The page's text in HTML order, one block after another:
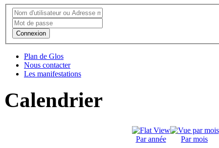
Connexion
Plan de Glos
Nous contacter
Les manifestations
Calendrier
Par année Par mois